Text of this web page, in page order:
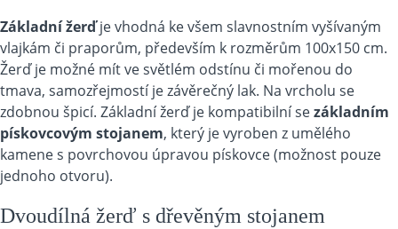
Základní žerďje vhodná ke všem slavnostním vyšívaným
vlajkám či praporům, především k rozměrům 100x150 cm.
Žerď je možné mít ve světlém odstínu či mořenou do
tmava, samozřejmostí je závěrečný lak. Na vrcholu se
zdobnou špicí. Základní žerď je kompatibilní sezákladním
pískovcovým stojanem, který je vyroben z umělého
kamene s povrchovou úpravou pískovce (možnost pouze
jednoho otvoru).
Dvoudílná žerď s dřevěným stojanem